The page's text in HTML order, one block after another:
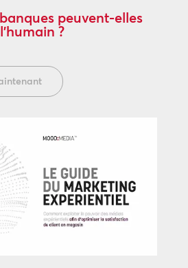
peuvent-elles
?